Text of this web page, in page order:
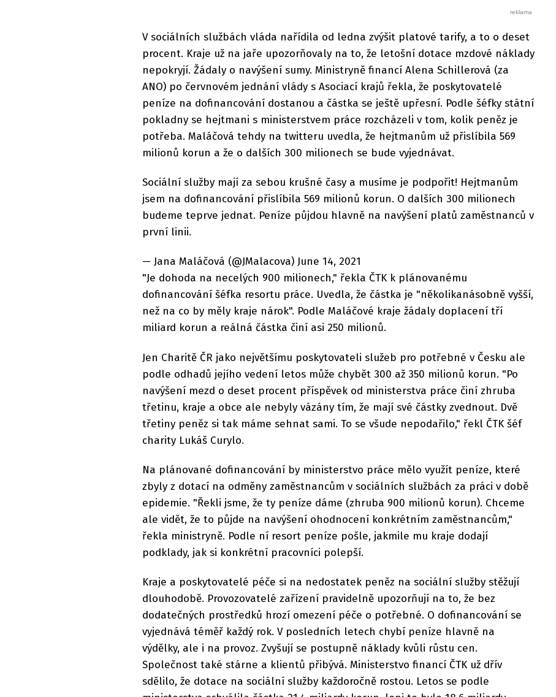
V sociálních službách vláda nařídila od ledna zvýšit platové tarify, a to o deset
procent. Kraje už na jaře upozorňovaly na to, že letošní dotace mzdové náklady
nepokryjí. Žádaly o navýšení sumy. Ministryně financí Alena Schillerová (za
ANO) po červnovém jednání vlády s Asociací krajů řekla, že poskytovatelé
peníze na dofinancování dostanou a částka se ještě upřesní. Podle šéfky státní
pokladny se hejtmani s ministerstvem práce rozcházeli v tom, kolik peněz je
potřeba. Maláčová tehdy na twitteru uvedla, že hejtmanům už přislíbila 569
milionů korun a že o dalších 300 milionech se bude vyjednávat.
Sociální služby mají za sebou krušné časy a musíme je podpořit! Hejtmanům
jsem na dofinancování přislíbila 569 milionů korun. O dalších 300 milionech
budeme teprve jednat. Peníze půjdou hlavně na navýšení platů zaměstnanců v
první linii.
— Jana Maláčová (@JMalacova) June 14, 2021
"Je dohoda na necelých 900 milionech," řekla ČTK k plánovanému
dofinancování šéfka resortu práce. Uvedla, že částka je "několikanásobně vyšší,
než na co by měly kraje nárok". Podle Maláčové kraje žádaly doplacení tří
miliard korun a reálná částka činí asi 250 milionů.
Jen Charitě ČR jako největšímu poskytovateli služeb pro potřebné v Česku ale
podle odhadů jejího vedení letos může chybět 300 až 350 milionů korun. "Po
navýšení mezd o deset procent příspěvek od ministerstva práce činí zhruba
třetinu, kraje a obce ale nebyly vázány tím, že mají své částky zvednout. Dvě
třetiny peněz si tak máme sehnat sami. To se všude nepodařilo," řekl ČTK šéf
charity Lukáš Curylo.
Na plánované dofinancování by ministerstvo práce mělo využít peníze, které
zbyly z dotací na odměny zaměstnancům v sociálních službách za práci v době
epidemie. "Řekli jsme, že ty peníze dáme (zhruba 900 milionů korun). Chceme
ale vidět, že to půjde na navýšení ohodnocení konkrétním zaměstnancům,"
řekla ministryně. Podle ní resort peníze pošle, jakmile mu kraje dodají
podklady, jak si konkrétní pracovníci polepší.
Kraje a poskytovatelé péče si na nedostatek peněz na sociální služby stěžují
dlouhodobě. Provozovatelé zařízení pravidelně upozorňují na to, že bez
dodatečných prostředků hrozí omezení péče o potřebné. O dofinancování se
vyjednává téměř každý rok. V posledních letech chybí peníze hlavně na
výdělky, ale i na provoz. Zvyšují se postupně náklady kvůli růstu cen.
Společnost také stárne a klientů přibývá. Ministerstvo financí ČTK už dřív
sdělilo, že dotace na sociální služby každoročně rostou. Letos se podle